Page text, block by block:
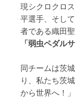
現シクロクロ
平選手、そし
者である織田
「弱虫ペダル
同チームは茨
り、私たち茨
から世界へ！